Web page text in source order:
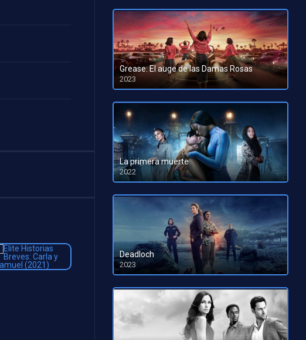
Grease: El auge de las Damas Rosas
2023
HD 1080pHD 720p
La primera muerte
2022
HD 1080pHD 720p
Deadloch
2023
HD 1080pHD 720p